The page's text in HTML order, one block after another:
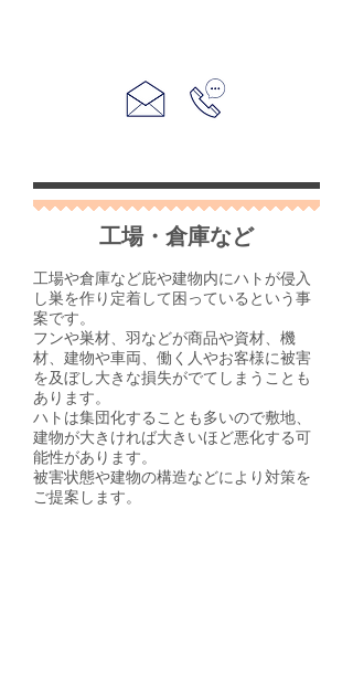
工場・倉庫など
工場や倉庫など庇や建物内にハトが侵入
し巣を作り定着して困っているという事
案です。
フンや巣材、羽などが商品や資材、機
材、建物や車両、働く人やお客様に被害
を及ぼし大きな損失がでてしまうことも
あります。
ハトは集団化することも多いので敷地、
建物が大きければ大きいほど悪化する可
能性があります。
​被害状態や建物の構造などにより対策を
ご提案します。